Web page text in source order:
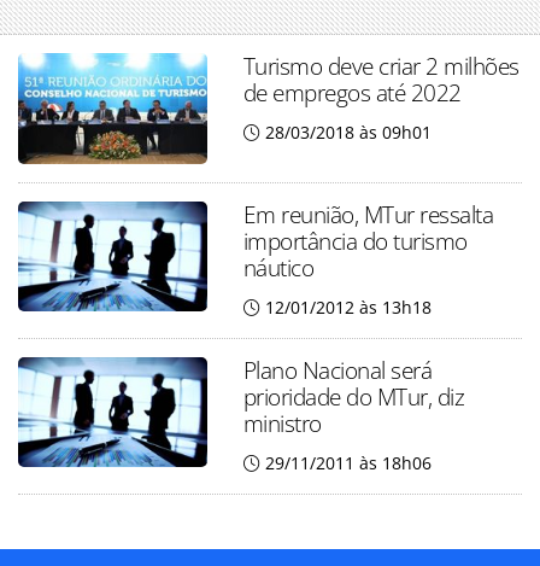
Turismo deve criar 2 milhões
de empregos até 2022
28/03/2018 às 09h01
Em reunião, MTur ressalta
importância do turismo
náutico
12/01/2012 às 13h18
Plano Nacional será
prioridade do MTur, diz
ministro
29/11/2011 às 18h06